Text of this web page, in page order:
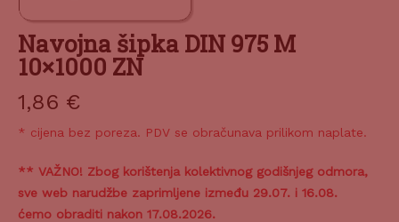
Navojna šipka DIN 975 M
10×1000 ZN
1,86 €
* cijena bez poreza. PDV se obračunava prilikom naplate.
** VAŽNO! Zbog korištenja kolektivnog godišnjeg odmora,
sve web narudžbe zaprimljene između 29.07. i 16.08.
ćemo obraditi nakon 17.08.2026.